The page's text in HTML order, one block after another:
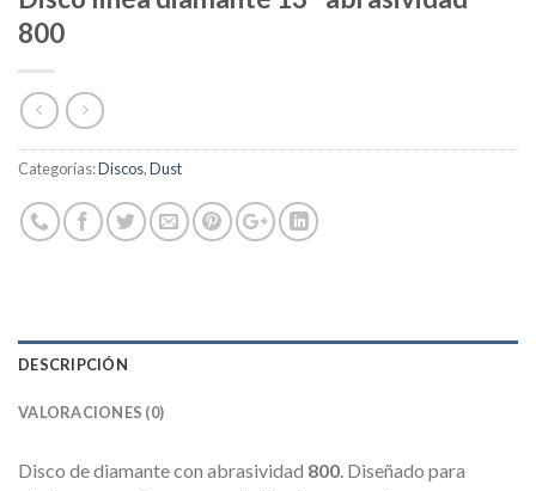
800
Categorías:Discos,Dust
DESCRIPCIÓN
VALORACIONES (0)
Disco de diamante con abrasividad 800 . Diseñado para